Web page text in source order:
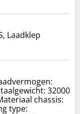
Laadklep
32000
chassis:
type: